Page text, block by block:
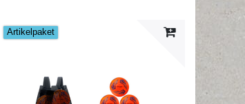
Artikelpaket